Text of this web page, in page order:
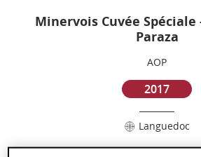
Minervois Cuvée Spéciale
Paraza
AOP
2017
Languedoc